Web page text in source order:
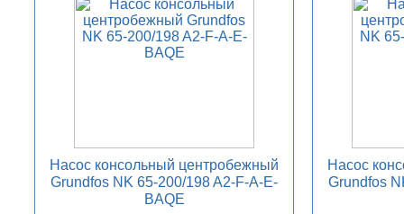
Насос консольный центробежный
Grundfos NK 65-200/198 A2-F-A-E-
BAQE
Насос
Grundfos